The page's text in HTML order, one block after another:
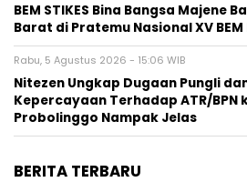
BEM STIKES Bina Bangsa Majene
Barat di Pratemu Nasional XV
Rabu, 5 Agustus 2026 - 15:06 WIB
Nitezen Ungkap Dugaan Pungli
Kepercayaan Terhadap ATR/BPN
Probolinggo Nampak Jelas
BERITA TERBARU